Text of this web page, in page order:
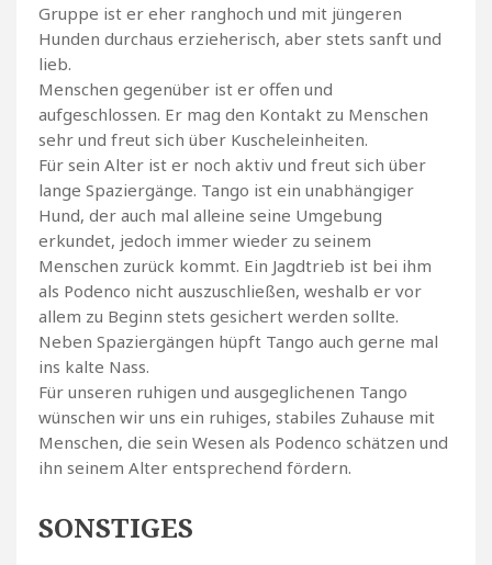
Gruppe ist er eher ranghoch und mit jüngeren
Hunden durchaus erzieherisch, aber stets sanft und
lieb.
Menschen gegenüber ist er offen und
aufgeschlossen. Er mag den Kontakt zu Menschen
sehr und freut sich über Kuscheleinheiten.
Für sein Alter ist er noch aktiv und freut sich über
lange Spaziergänge. Tango ist ein unabhängiger
Hund, der auch mal alleine seine Umgebung
erkundet, jedoch immer wieder zu seinem
Menschen zurück kommt. Ein Jagdtrieb ist bei ihm
als Podenco nicht auszuschließen, weshalb er vor
allem zu Beginn stets gesichert werden sollte.
Neben Spaziergängen hüpft Tango auch gerne mal
ins kalte Nass.
Für unseren ruhigen und ausgeglichenen Tango
wünschen wir uns ein ruhiges, stabiles Zuhause mit
Menschen, die sein Wesen als Podenco schätzen und
ihn seinem Alter entsprechend fördern.
SONSTIGES